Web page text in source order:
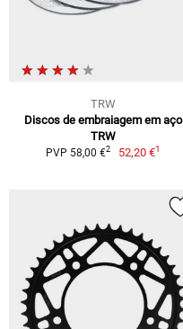
TRW
Discos de embraiagem em aço
TRW
PVP 58,00 €2 52,20 €1